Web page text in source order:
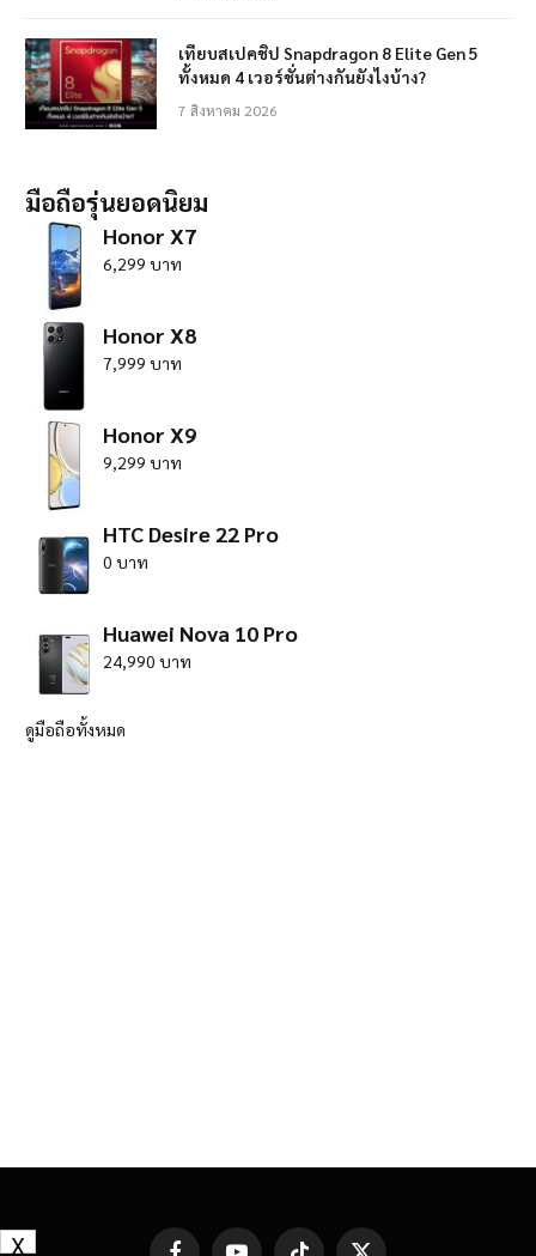
เทียบสเปคชิป Snapdragon 8 Elite Gen 5
ทั้งหมด 4 เวอร์ชั่นต่างกันยังไงบ้าง?
7 สิงหาคม 2026
มือถือรุ่นยอดนิยม
Honor X7
6,299 บาท
Honor X8
7,999 บาท
Honor X9
9,299 บาท
HTC Desire 22 Pro
0 บาท
Huawei Nova 10 Pro
24,990 บาท
ดูมือถือทั้งหมด
X